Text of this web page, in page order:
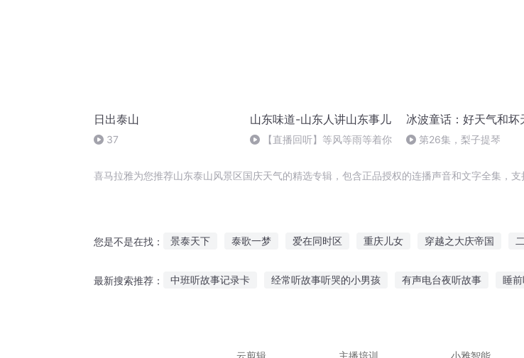
日出泰山
37
山东味道-山东人讲山东事儿
【直播回听】等风等雨等着你
冰波童话：好天气和坏
第26集，梨子提琴
喜马拉雅为您推荐山东泰山风景区国庆天气的精选专辑，包含正品授权的连播声音和文字全集，
您是不是在找： 景泰天下 泰歌一梦 爱在同时区 重庆儿女 穿越之大庆帝国
最新搜索推荐： 中班听故事记录卡 经常听故事听哭的小男孩 有声电台夜听故事 睡
云剪辑
主播培训 小雅智能